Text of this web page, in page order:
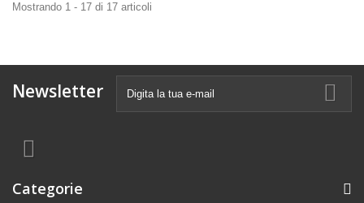
Mostrando 1 - 17 di 17 articoli
Newsletter
Categorie